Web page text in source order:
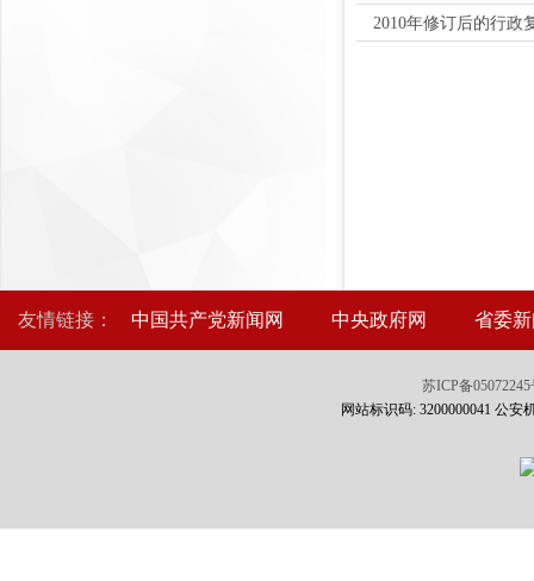
2010年修订后的行政
友情链接： 中国共产党新闻网 中央政府网 省委
苏ICP备05072245
网站标识码: 3200000041 公安